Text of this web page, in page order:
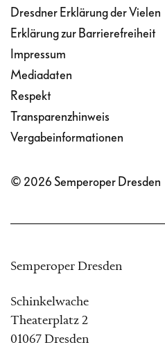
Dresdner Erklärung der Vielen
Erklärung zur Barrierefreiheit
Impressum
Mediadaten
Respekt
Transparenzhinweis
Vergabeinformationen
© 2026 Semperoper Dresden
Semperoper Dresden
Schinkelwache
Theaterplatz 2
01067 Dresden